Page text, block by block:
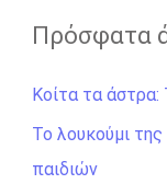
ζ
τ
η
σ
Πρόσφατα
Κοίτα τα άστρα:
Το λουκούμι
παιδιών